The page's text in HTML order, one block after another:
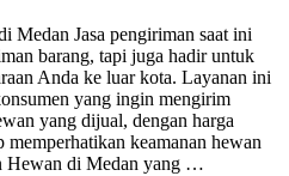
Medan Jasa pengiriman saat ini
barang, tapi juga hadir untuk
Anda ke luar kota. Layanan ini
yang ingin mengirim
yang dijual, dengan harga
memperhatikan keamanan hewan
Hewan di Medan yang …